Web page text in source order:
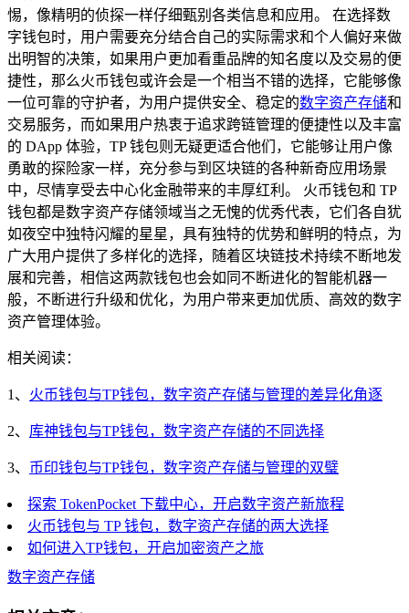
惕，像精明的侦探一样仔细甄别各类信息和应用。 在选择数
字钱包时，用户需要充分结合自己的实际需求和个人偏好来做
出明智的决策，如果用户更加看重品牌的知名度以及交易的便
捷性，那么火币钱包或许会是一个相当不错的选择，它能够像
一位可靠的守护者，为用户提供安全、稳定的数字资产存储和
交易服务，而如果用户热衷于追求跨链管理的便捷性以及丰富
的 DApp 体验，TP 钱包则无疑更适合他们，它能够让用户像
勇敢的探险家一样，充分参与到区块链的各种新奇应用场景
中，尽情享受去中心化金融带来的丰厚红利。 火币钱包和 TP
钱包都是数字资产存储领域当之无愧的优秀代表，它们各自犹
如夜空中独特闪耀的星星，具有独特的优势和鲜明的特点，为
广大用户提供了多样化的选择，随着区块链技术持续不断地发
展和完善，相信这两款钱包也会如同不断进化的智能机器一
般，不断进行升级和优化，为用户带来更加优质、高效的数字
资产管理体验。
相关阅读：
1、 火币钱包与TP钱包，数字资产存储与管理的差异化角逐
2、 库神钱包与TP钱包，数字资产存储的不同选择
3、 币印钱包与TP钱包，数字资产存储与管理的双璧
探索 TokenPocket 下载中心，开启数字资产新旅程
火币钱包与 TP 钱包，数字资产存储的两大选择
如何进入TP钱包，开启加密资产之旅
数字资产存储